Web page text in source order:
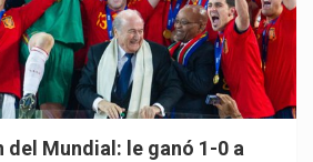
del Mundial: le ganó 1-0 a